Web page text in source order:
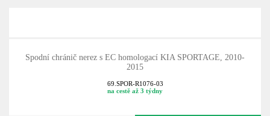
Spodní chránič nerez s EC homologací KIA SPORTAGE, 2010-
2015
69.SPOR-R1076-03
na cestě až 3 týdny